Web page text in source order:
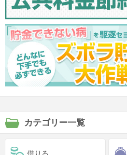
カテゴリー一覧
借りる